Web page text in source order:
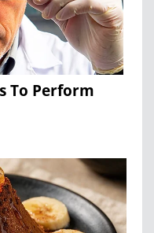
To Perform